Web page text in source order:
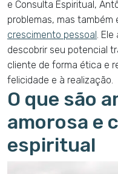
e Consulta Espiritual,
problemas, mas
crescimento pessoal.
descobrir seu potencial
cliente de forma ética e
felicidade e à realização.
O que são
amorosa e
espiritual